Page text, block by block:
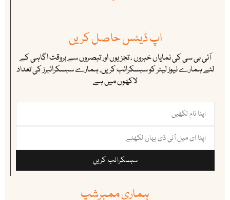
اپ ڈیٹس حاصل کریں
آئی بی سی کی نمایاں خبروں ، تجزیوں اور تبصروں سے بروقت اگاہی کے
لئے ہمارے نیوز لیٹر کو سبسکرائب کریں. ہمارے سبسکرائبرز کی تعداد
لاکھوں میں ہے
سبسکرائب کریں
ہماری ممبرشپ